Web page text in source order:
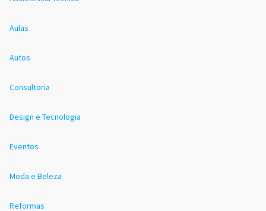
Aulas
Autos
Consultoria
Design e Tecnologia
Eventos
Moda e Beleza
Reformas